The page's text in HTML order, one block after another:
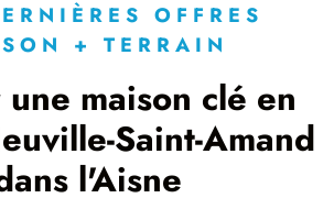
OFFRES
+ TERRAIN
maison clé en
Saint-Amand
l'Aisne